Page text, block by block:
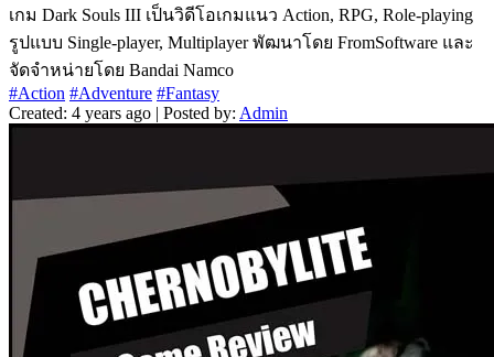
เกม Dark Souls III เป็นวิดีโอเกมแนว Action, RPG, Role-playing
รูปแบบ Single-player, Multiplayer พัฒนาโดย FromSoftware และ
จัดจำหน่ายโดย Bandai Namco
#Action #Adventure #Fantasy
Created: 4 years ago | Posted by: Admin